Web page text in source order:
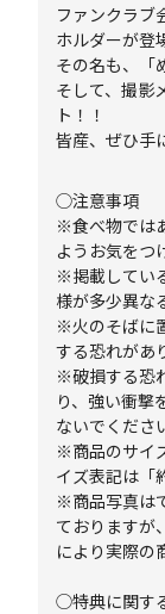
ファンクラブ
ホルダーが登
その名も、「
そして、撮影
ト！！
皆産、ぜひ手
◯注意事項
※食べ物では
ようお気をつ
※掲載してい
様が多少異な
※火のそばに
する恐れがあ
※破損する恐
り、強い衝撃
ないでくださ
※商品のサイ
イズ表記は「
※商品写真は
ておりますが
により実際の
◯特典に関す